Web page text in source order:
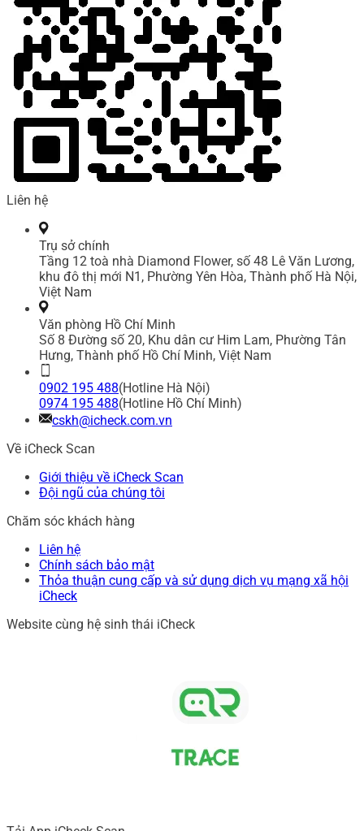
Liên hệ
Trụ sở chính
Tầng 12 toà nhà Diamond Flower, số 48 Lê Văn Lương,
khu đô thị mới N1, Phường Yên Hòa, Thành phố Hà Nội,
Việt Nam
Văn phòng Hồ Chí Minh
Số 8 Đường số 20, Khu dân cư Him Lam, Phường Tân
Hưng, Thành phố Hồ Chí Minh, Việt Nam
0902 195 488(Hotline Hà Nội)
0974 195 488(Hotline Hồ Chí Minh)
cskh@icheck.com.vn
Về iCheck Scan
Giới thiệu về iCheck Scan
Đội ngũ của chúng tôi
Chăm sóc khách hàng
Liên hệ
Chính sách bảo mật
Thỏa thuận cung cấp và sử dụng dịch vụ mạng xã hội
iCheck
Website cùng hệ sinh thái iCheck